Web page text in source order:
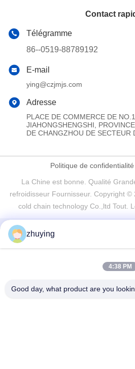
Contact
Télégramme
86--0519-88789192
E-mail
ying@czjmjs.com
Adresse
PLACE DE COMMERCE DE
JIAHONGSHENGSHI,
DE CHANGZHOU DE SECTEUR
Politique de confidentialité
La Chine est bonne. Qualité
refroidisseur Fournisseur. Copyright ©
cold chain technology Co.,ltd Tout.
zhuying
4:38 PM
Good day, what product are you